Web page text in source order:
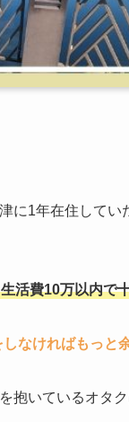
に1年在住して
活費10万以内で
なければもっ
抱いているオタ